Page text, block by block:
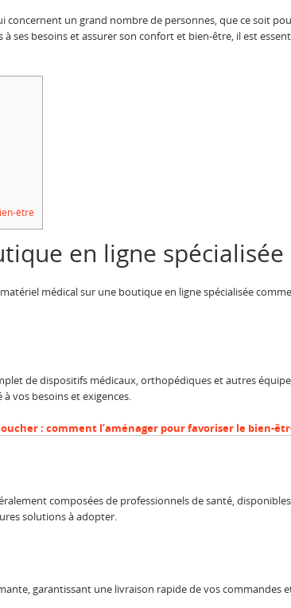
concernent un grand nombre de personnes, que ce soit
ses besoins et assurer son confort et bien-être, il est
être
en ligne spécialisée
médical sur une boutique en ligne spécialisée comme
de dispositifs médicaux, orthopédiques et autres
vos besoins et exigences.
: comment l’aménager pour favoriser le bien-
composées de professionnels de santé,
solutions à adopter.
garantissant une livraison rapide de vos commandes